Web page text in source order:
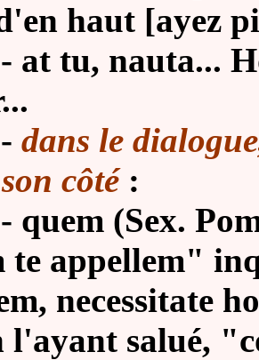
haut [ayez
at tu, nauta...
dans le
côté:
quem (Sex.
te appellem"
necessitate
l'ayant salué,